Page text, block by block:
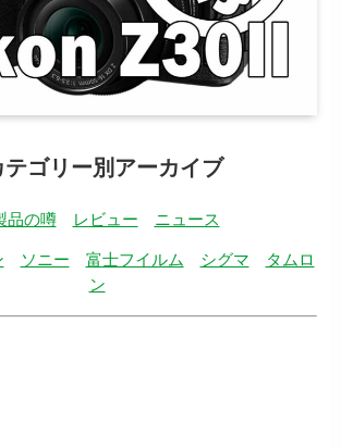
ゴリー別アーカイブ
品の噂 レビュー ニュース
ソニー 富士フイルム シグマ
タムロ
ン